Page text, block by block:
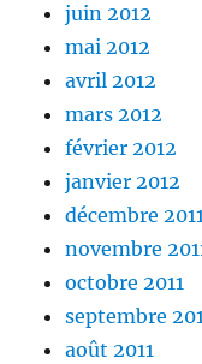
juin 2012
mai 2012
avril 2012
mars 2012
février 2012
janvier 2012
décembre
novembre
octobre 2011
septembre
août 2011